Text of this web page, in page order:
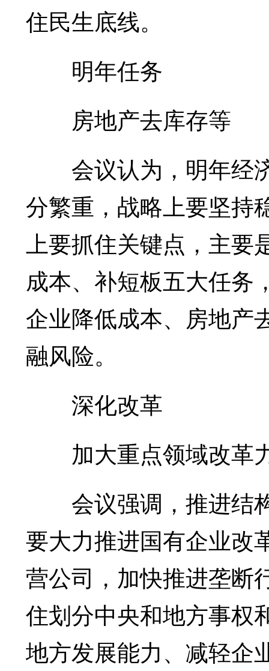
住民生底线。
明年任务
房地产去库存等
会议认为，明年经
分繁重，战略上要坚持
上要抓住关键点，主要
成本、补短板五大任务
企业降低成本、房地产
融风险。
深化改革
加大重点领域改革
会议强调，推进结
要大力推进国有企业改
营公司，加快推进垄断
住划分中央和地方事权
地方发展能力、减轻企